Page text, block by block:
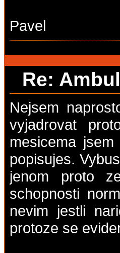
Pavel
Re:
Nejsem
vyjadrovat
mesicema
popisujes.
jenom proto
schopnosti
nevim jestli
protoze se